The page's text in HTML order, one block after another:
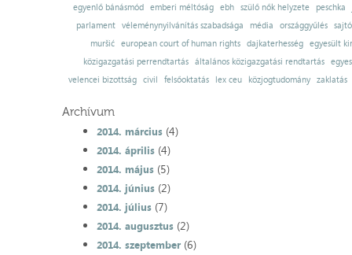
egyenlő bánásmód emberi méltóság ebh szülő nők helyzete
peschka
parlament
véleménynyilvánítás szabadsága média országgyűlés
muršić
european court of human rights dajkaterhesség
egyesült
közigazgatási perrendtartás
általános közigazgatási rendtartás
velencei bizottság
civil felsőoktatás lex ceu közjogtudomány zaklatás
Archívum
2014. március(4)
2014. április(4)
2014. május(5)
2014. június(2)
2014. július(7)
2014. augusztus(2)
2014. szeptember(6)